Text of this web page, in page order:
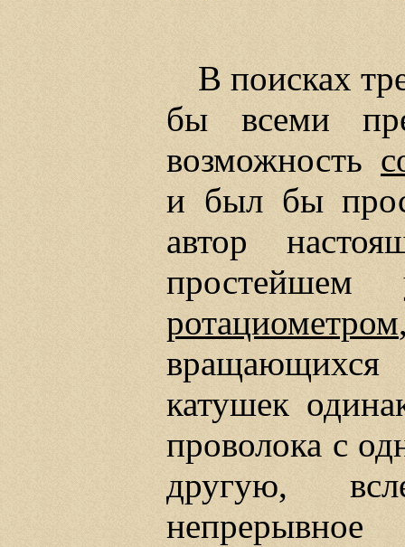
В поисках
бы всеми
возможность
и был бы
автор
простейшем
ротациометром
катушек
проволока с
другую,